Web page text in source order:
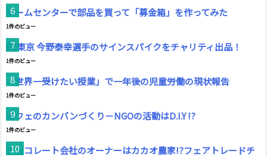
ホームセンターで部品を買って「募金箱」を作ってみた
1件のビュー
FC東京 今野泰幸選手のサインスパイクをチャリティ出品！
1件のビュー
「世界一受けたい授業」で一年後の児童労働の現状報告
1件のビュー
カフェのカンバンづくり－NGOの活動はD.I.Y !?
1件のビュー
チョコレート会社のオーナーはカカオ農家!?フェアトレードチ